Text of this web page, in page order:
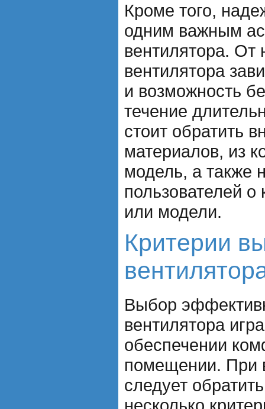
Кроме того,
одним важным
вентилятора. От
вентилятора
и возможность
течение
стоит обратить
материалов, из
модель, а также
пользователей
или модели.
Критерии
Выбор
вентилятора
обеспечении
помещении. При
следует
несколько